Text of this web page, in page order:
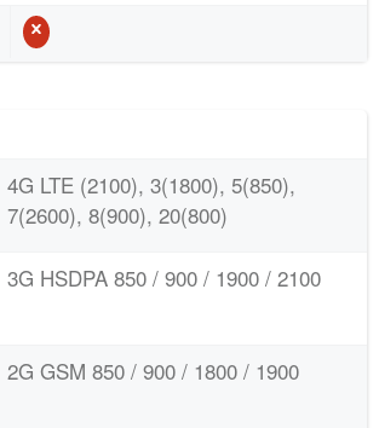
4G LTE (2100), 3(1800), 5(850),
7(2600), 8(900), 20(800)
3G HSDPA 850 / 900 / 1900 / 2100
2G GSM 850 / 900 / 1800 / 1900